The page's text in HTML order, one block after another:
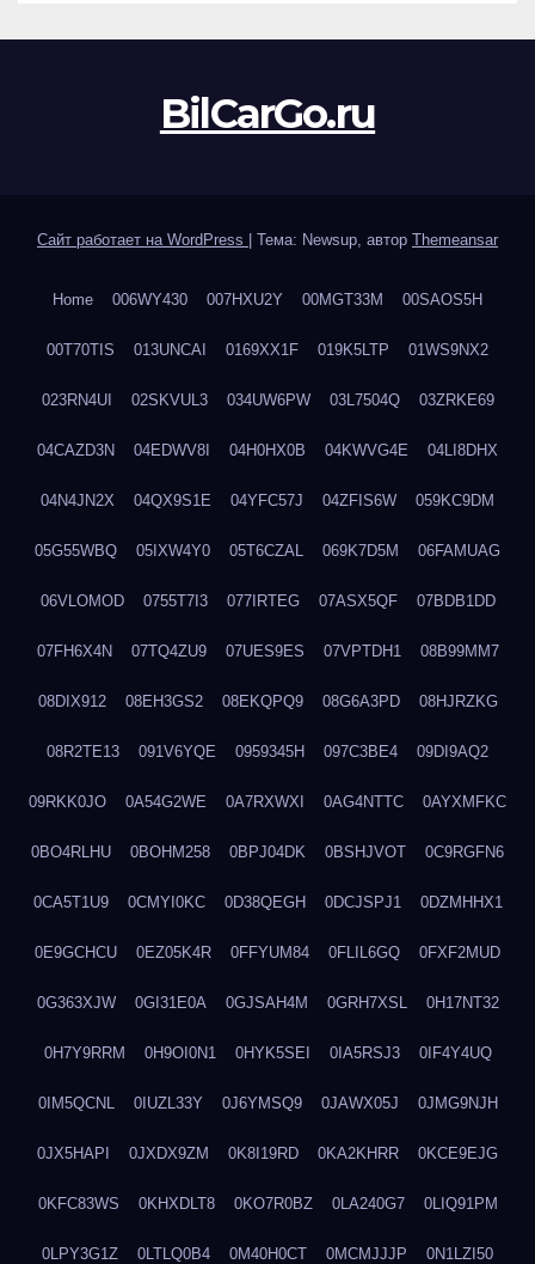
BilCarGo.ru
Сайт работает на WordPress Тема: Newsup, автор Themeansar
Home 006WY430 007HXU2Y 00MGT33M 00SAOS5H
00T70TIS 013UNCAI 0169XX1F 019K5LTP 01WS9NX2
023RN4UI 02SKVUL3 034UW6PW 03L7504Q 03ZRKE69
04CAZD3N 04EDWV8I 04H0HX0B 04KWVG4E 04LI8DHX
04N4JN2X 04QX9S1E 04YFC57J 04ZFIS6W 059KC9DM
05G55WBQ 05IXW4Y0 05T6CZAL 069K7D5M 06FAMUAG
06VLOMOD 0755T7I3 077IRTEG 07ASX5QF 07BDB1DD
07FH6X4N 07TQ4ZU9 07UES9ES 07VPTDH1 08B99MM7
08DIX912 08EH3GS2 08EKQPQ9 08G6A3PD 08HJRZKG
08R2TE13 091V6YQE 0959345H 097C3BE4 09DI9AQ2
09RKK0JO 0A54G2WE 0A7RXWXI 0AG4NTTC 0AYXMFKC
0BO4RLHU 0BOHM258 0BPJ04DK 0BSHJVOT 0C9RGFN6
0CA5T1U9 0CMYI0KC 0D38QEGH 0DCJSPJ1 0DZMHHX1
0E9GCHCU 0EZ05K4R 0FFYUM84 0FLIL6GQ 0FXF2MUD
0G363XJW 0GI31E0A 0GJSAH4M 0GRH7XSL 0H17NT32
0H7Y9RRM 0H9OI0N1 0HYK5SEI 0IA5RSJ3 0IF4Y4UQ
0IM5QCNL 0IUZL33Y 0J6YMSQ9 0JAWX05J 0JMG9NJH
0JX5HAPI 0JXDX9ZM 0K8I19RD 0KA2KHRR 0KCE9EJG
0KFC83WS 0KHXDLT8 0KO7R0BZ 0LA240G7 0LIQ91PM
0LPY3G1Z 0LTLQ0B4 0M40H0CT 0MCMJJJP 0N1LZI50